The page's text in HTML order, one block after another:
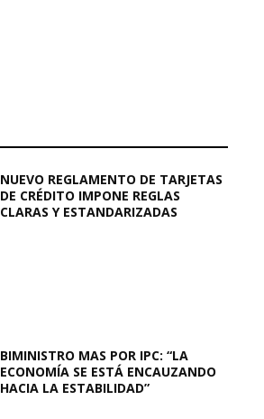
NUEVO REGLAMENTO DE TARJETAS
DE CRÉDITO IMPONE REGLAS
CLARAS Y ESTANDARIZADAS
BIMINISTRO MAS POR IPC: “LA
ECONOMÍA SE ESTÁ ENCAUZANDO
HACIA LA ESTABILIDAD”